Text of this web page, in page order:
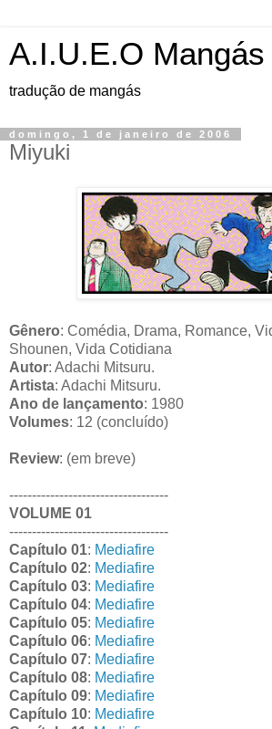
A.I.U.E.O Mangás
tradução de mangás
domingo, 1 de janeiro de 2006
Miyuki
Gênero: Comédia, Drama, Romance,
Shounen, Vida Cotidiana
Autor: Adachi Mitsuru.
Artista: Adachi Mitsuru.
Ano de lançamento: 1980
Volumes: 12 (concluído)
Review: (em breve)
-----------------------------------
VOLUME 01
-----------------------------------
Capítulo 01: Mediafire
Capítulo 02: Mediafire
Capítulo 03: Mediafire
Capítulo 04: Mediafire
Capítulo 05: Mediafire
Capítulo 06: Mediafire
Capítulo 07: Mediafire
Capítulo 08: Mediafire
Capítulo 09: Mediafire
Capítulo 10: Mediafire